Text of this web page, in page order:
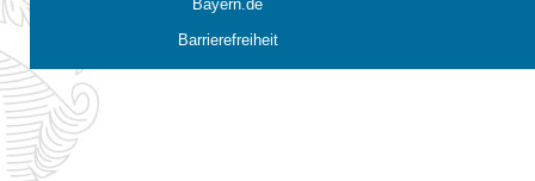
Bayern.de
Barrierefreiheit